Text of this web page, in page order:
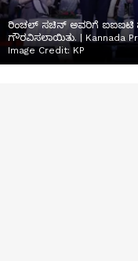
ರಿಂಚಲ್‌ ಸಚಿನ್‌ ಅವರಿಗೆ ಐಐಐಟಿ
ಗೌರವಿಸಲಾಯಿತು. | Kannada
Image Credit: KP